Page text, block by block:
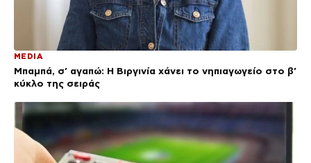
MEDIA
Μπαμπά, σ’ αγαπώ: Η Βιργινία χάνει το νηπιαγωγείο στο β’
κύκλο της σειράς